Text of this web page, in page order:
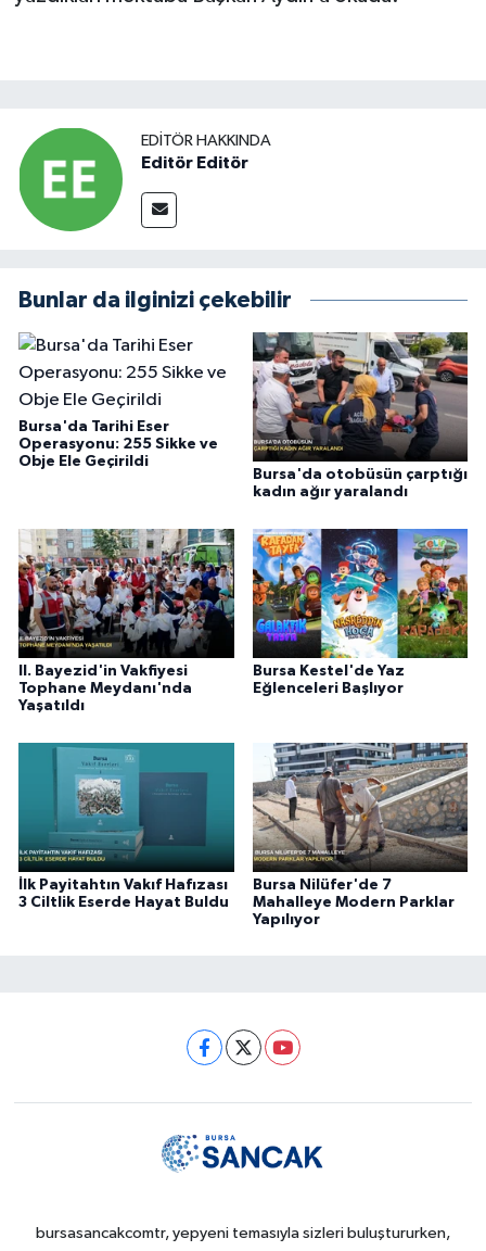
EDITÖR HAKKINDA
Editör Editör
Bunlar da ilginizi çekebilir
Bursa'da Tarihi Eser
Operasyonu: 255 Sikke ve
Obje Ele Geçirildi
Bursa'da otobüsün çarptığı
kadın ağır yaralandı
II. Bayezid'in Vakfiyesi
Tophane Meydanı'nda
Yaşatıldı
Bursa Kestel'de Yaz
Eğlenceleri Başlıyor
İlk Payitahtın Vakıf Hafızası
3 Ciltlik Eserde Hayat Buldu
Bursa Nilüfer'de 7
Mahalleye Modern Parklar
Yapılıyor
bursasancakcomtr, yepyeni temasıyla sizleri buluştururken,